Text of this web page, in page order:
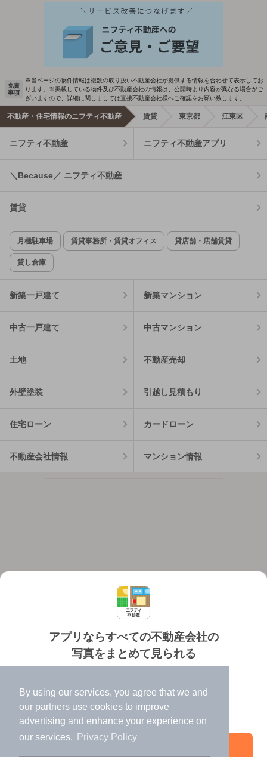
By using our services, you agree that we and
our partners use cookies to improve
advertising and enhance your experience on
our services.
Privacy Policy
アプリならすべての不動産会社の
写真をまとめて見られる
✔️
高速表示で似た物件も見つけやすい
✔️
便利な通知機能も充実
免責
事項
※当ページの物件情報は複数の取り扱い不動産会社が提供する情報を合わせて表示してお
ります。※掲載している物件及び不動産会社の情報は、公開時より内容が異なる場合がご
ざいますので、詳細に関しましては直接不動産会社様へご確認をお願い致します。
不動産・住宅情報のニフティ不動産 賃貸 東京都 江東区
ニフティ不動産 ニフティ不動産アプリ
＼Because／ ニフティ不動産
賃貸
月極駐車場 賃貸事務所・賃貸オフィス 貸店舗・店舗賃貸
貸し倉庫
新築一戸建て 新築マンション
中古一戸建て 中古マンション
土地 不動産売却
外壁塗装 引越し見積もり
住宅ローン カードローン
不動産会社情報 マンション情報
個人情報保護ポリシー 利用規約